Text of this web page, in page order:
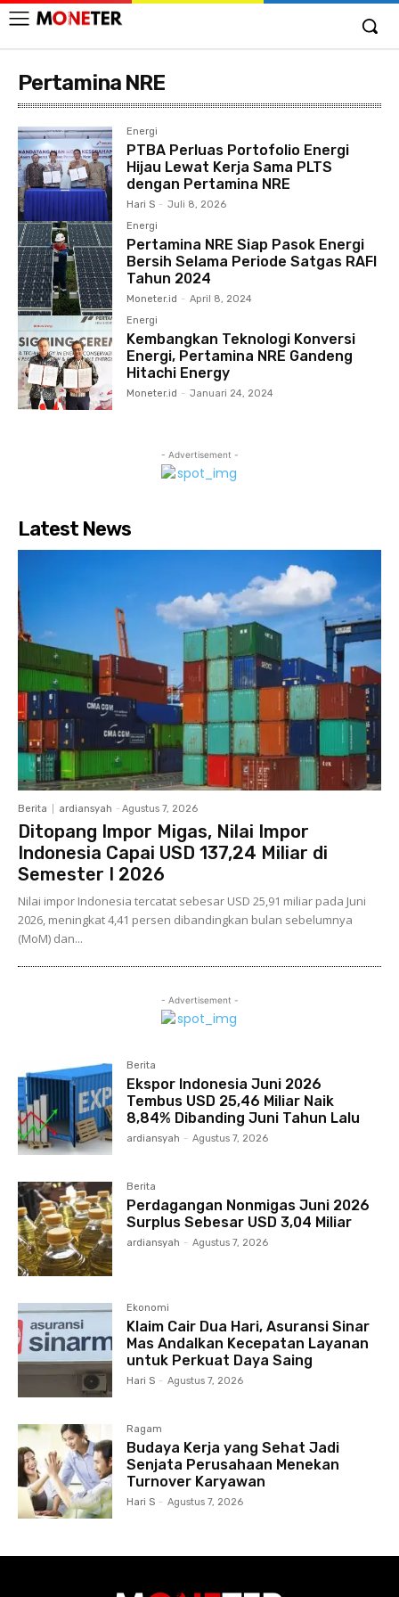
Pertamina NRE
Energi
PTBA Perluas Portofolio Energi
Hijau Lewat Kerja Sama PLTS
dengan Pertamina NRE
Hari S - Juli 8, 2026
Energi
Pertamina NRE Siap Pasok Energi
Bersih Selama Periode Satgas RAFI
Tahun 2024
Moneter.id - April 8, 2024
Energi
Kembangkan Teknologi Konversi
Energi, Pertamina NRE Gandeng
Hitachi Energy
Moneter.id - Januari 24, 2024
- Advertisement -
Latest News
Berita ardiansyah - Agustus 7, 2026
Ditopang Impor Migas, Nilai Impor
Indonesia Capai USD 137,24 Miliar di
Semester I 2026
Nilai impor Indonesia tercatat sebesar USD 25,91 miliar pada Juni
2026, meningkat 4,41 persen dibandingkan bulan sebelumnya
(MoM) dan...
- Advertisement -
Berita
Ekspor Indonesia Juni 2026
Tembus USD 25,46 Miliar Naik
8,84% Dibanding Juni Tahun Lalu
ardiansyah - Agustus 7, 2026
Berita
Perdagangan Nonmigas Juni 2026
Surplus Sebesar USD 3,04 Miliar
ardiansyah - Agustus 7, 2026
Ekonomi
Klaim Cair Dua Hari, Asuransi Sinar
Mas Andalkan Kecepatan Layanan
untuk Perkuat Daya Saing
Hari S - Agustus 7, 2026
Ragam
Budaya Kerja yang Sehat Jadi
Senjata Perusahaan Menekan
Turnover Karyawan
Hari S - Agustus 7, 2026